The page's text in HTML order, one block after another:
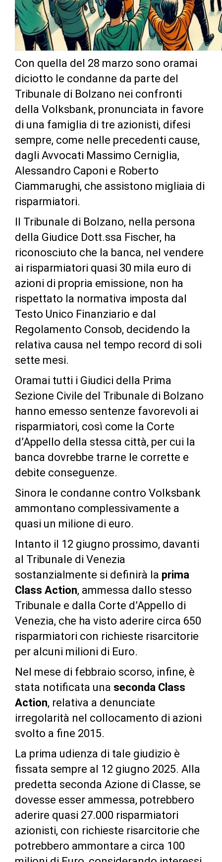
Con quella del 28 marzo sono oramai
diciotto le condanne da parte del
Tribunale di Bolzano nei confronti
della Volksbank, pronunciata in favore
di una famiglia di tre azionisti, difesi
sempre, come nelle precedenti cause,
dagli Avvocati Massimo Cerniglia,
Alessandro Caponi e Roberto
Ciammarughi, che assistono migliaia di
risparmiatori.
Il Tribunale di Bolzano, nella persona
della Giudice Dott.ssa Fischer, ha
riconosciuto che la banca, nel vendere
ai risparmiatori quasi 30 mila euro di
azioni di propria emissione, non ha
rispettato la normativa imposta dal
Testo Unico Finanziario e dal
Regolamento Consob, decidendo la
relativa causa nel tempo record di soli
sette mesi.
Oramai tutti i Giudici della Prima
Sezione Civile del Tribunale di Bolzano
hanno emesso sentenze favorevoli ai
risparmiatori, così come la Corte
d’Appello della stessa città, per cui la
banca dovrebbe trarne le corrette e
debite conseguenze.
Sinora le condanne contro Volksbank
ammontano complessivamente a
quasi un milione di euro.
Intanto il 12 giugno prossimo, davanti
al Tribunale di Venezia
sostanzialmente si definirà la prima
Class Action, ammessa dallo stesso
Tribunale e dalla Corte d’Appello di
Venezia, che ha visto aderire circa 650
risparmiatori con richieste risarcitorie
per alcuni milioni di Euro.
Nel mese di febbraio scorso, infine, è
stata notificata una seconda Class
Action, relativa a denunciate
irregolarità nel collocamento di azioni
svolto a fine 2015.
La prima udienza di tale giudizio è
fissata sempre al 12 giugno 2025. Alla
predetta seconda Azione di Classe, se
dovesse esser ammessa, potrebbero
aderire quasi 27.000 risparmiatori
azionisti, con richieste risarcitorie che
potrebbero ammontare a circa 100